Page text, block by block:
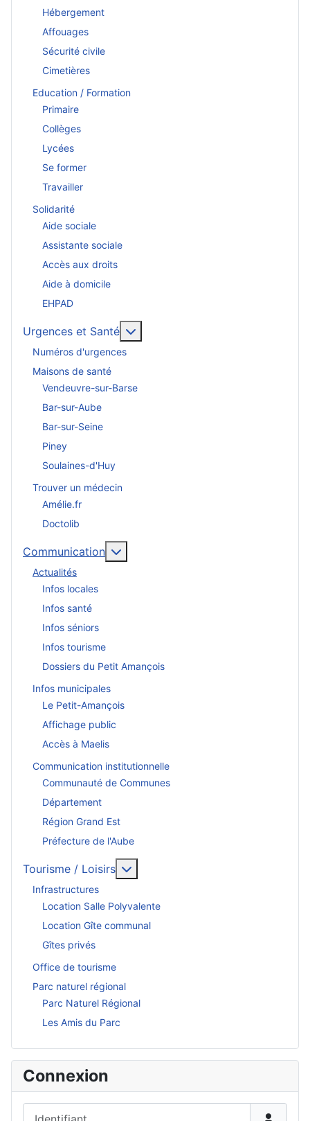
Hébergement
Affouages
Sécurité civile
Cimetières
Education / Formation
Primaire
Collèges
Lycées
Se former
Travailler
Solidarité
Aide sociale
Assistante sociale
Accès aux droits
Aide à domicile
EHPAD
Urgences et Santé
Numéros d'urgences
Maisons de santé
Vendeuvre-sur-Barse
Bar-sur-Aube
Bar-sur-Seine
Piney
Soulaines-d'Huy
Trouver un médecin
Amélie.fr
Doctolib
Communication
Actualités
Infos locales
Infos santé
Infos séniors
Infos tourisme
Dossiers du Petit Amançois
Infos municipales
Le Petit-Amançois
Affichage public
Accès à Maelis
Communication institutionnelle
Communauté de Communes
Département
Région Grand Est
Préfecture de l'Aube
Tourisme / Loisirs
Infrastructures
Location Salle Polyvalente
Location Gîte communal
Gîtes privés
Office de tourisme
Parc naturel régional
Parc Naturel Régional
Les Amis du Parc
Connexion